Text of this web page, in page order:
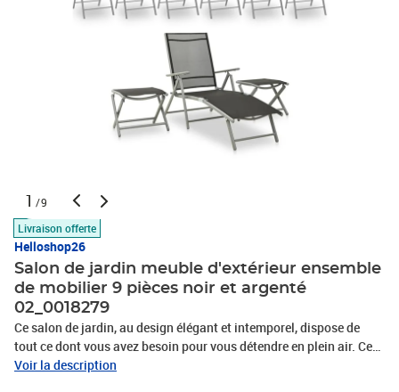
1 /9
Livraison offerte
Helloshop26
Salon de jardin meuble d'extérieur ensemble
de mobilier 9 pièces noir et argenté
02_0018279
Ce salon de jardin, au design élégant et intemporel, dispose de
tout ce dont vous avez besoin pour vous détendre en plein air. Cet
ensemble de mobilier d’extérieur est composé de cadres en
Voir la description